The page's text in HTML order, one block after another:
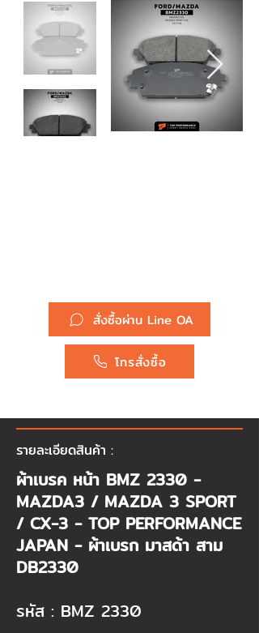
สั่งซื้อผ่าน Line OA
โทรสั่งซื้อ
รายละเอียดสินค้า :
ผ้าเบรค หน้า BMZ 2330 -
MAZDA3 / MAZDA 3 SPORT
/ CX-3 - TOP PERFORMANCE
JAPAN - ผ้าเบรก มาสด้า สาม
DB2330​
รหัส : BMZ 2330​